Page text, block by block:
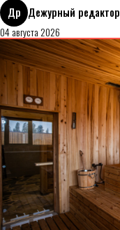
Др Дежурный редактор
04 августа 2026